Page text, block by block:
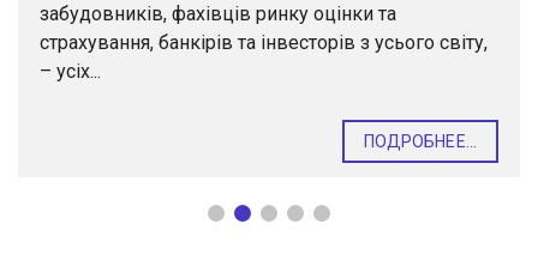
забудовників, фахівців ринку оцінки та
страхування, банкірів та інвесторів з усього світу,
– усіх...
ПОДРОБНЕЕ...